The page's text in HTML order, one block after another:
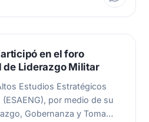
en el foro
de Liderazgo Militar
Estudios Estratégicos
(ESAENG), por medio de su
Gobernanza y Toma